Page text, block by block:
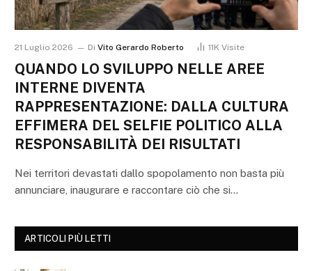
21 Luglio 2026 Di Vito Gerardo Roberto 11K Visite
QUANDO LO SVILUPPO NELLE AREE
INTERNE DIVENTA
RAPPRESENTAZIONE: DALLA CULTURA
EFFIMERA DEL SELFIE POLITICO ALLA
RESPONSABILITÀ DEI RISULTATI
Nei territori devastati dallo spopolamento non basta più
annunciare, inaugurare e raccontare ciò che si…
ARTICOLI PIÙ LETTI